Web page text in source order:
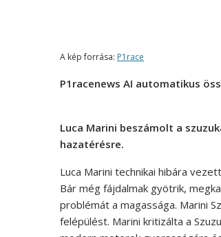
A kép forrása: P1race
P1racenews AI automatikus
Luca Marini beszámolt a
hazatérésre.
Luca Marini technikai hibára
Bár még fájdalmak gyötrik,
problémát a magassága. Marini
felépülést. Marini kritizálta a